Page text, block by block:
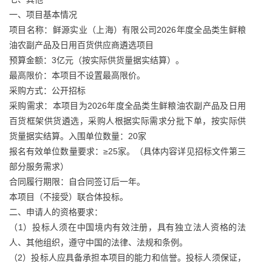
一、项目基本情况
项目名称：鲜源实业（上海）有限公司2026年度全品类生鲜粮
油农副产品及日用百货供应商遴选项目
预算金额：3亿元（按实际供货量据实结算）。
最高限价：本项目不设置最高限价。
采购方式：公开招标
采购需求：本项目为2026年度全品类生鲜粮油农副产品及日用
百货框架供货遴选，采购人根据实际需求分批下单，按实际供
货量据实结算。入围单位数量：20家
报名有效单位数量要求：≥25家。（具体内容详见招标文件第三
部分服务需求）
合同履行期限：自合同签订后一年。
本项目（不接受）联合体投标。
二、申请人的资格要求：
（1）投标人须在中国境内有效注册，具有独立法人资格的法
人、其他组织，遵守中国的法律、法规和条例。
（2）投标人应具备承担本项目的能力和信誉。投标人须保证，